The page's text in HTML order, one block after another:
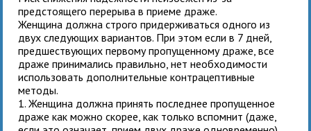
предстоящего перерыва в приеме драже.
Женщина должна строго придерживаться одного из
двух следующих вариантов. При этом если в 7 дней,
предшествующих первому пропущенному драже, все
драже принимались правильно, нет необходимости
использовать дополнительные контрацептивные
методы.
1. Женщина должна принять последнее пропущенное
драже как можно скорее, как только вспомнит (даже,